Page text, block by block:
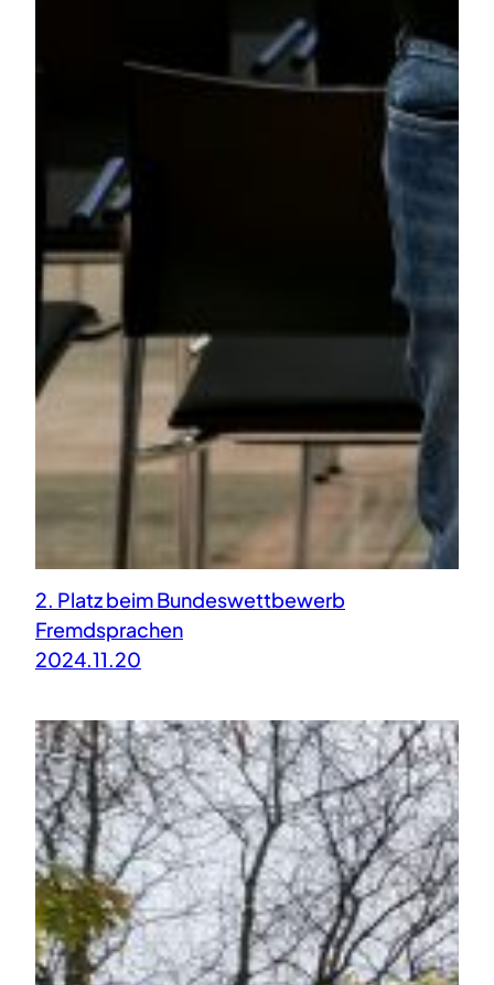
2. Platz beim Bundeswettbewerb
Fremdsprachen
2024.11.20